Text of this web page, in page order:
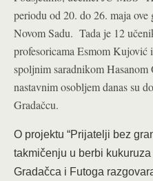
periodu od 20. do 26. maja
Novom Sadu. Tada je 12
profesoricama Esmom
spoljnim saradnikom
nastavnim osobljem danas su
Gradačcu.
O projektu “Prijatelji bez
takmičenju u berbi
Gradačca i Futoga